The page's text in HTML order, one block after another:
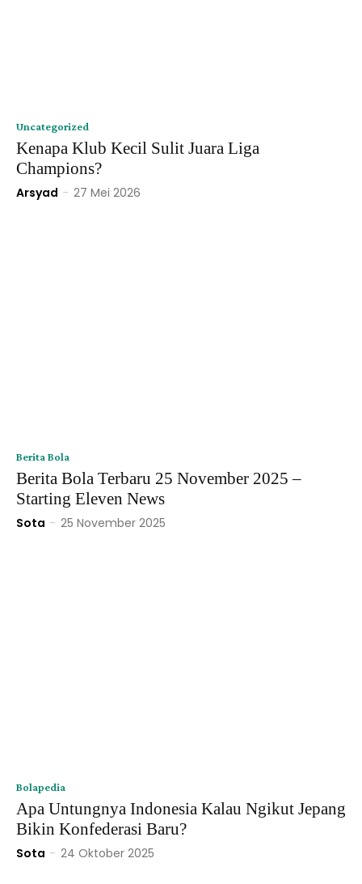
Uncategorized
Kenapa Klub Kecil Sulit Juara Liga
Champions?
Arsyad - 27 Mei 2026
Berita Bola
Berita Bola Terbaru 25 November 2025 –
Starting Eleven News
Sota - 25 November 2025
Bolapedia
Apa Untungnya Indonesia Kalau Ngikut Jepang
Bikin Konfederasi Baru?
Sota - 24 Oktober 2025